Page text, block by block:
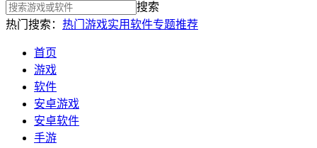
搜索
热门搜索： 热门游戏实用软件专题推荐
首页
游戏
软件
安卓游戏
安卓软件
手游